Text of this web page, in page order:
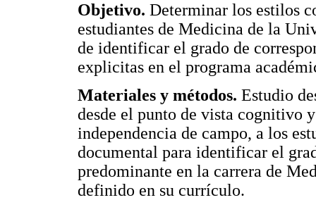
Objetivo. Determinar los estilos
estudiantes de Medicina de la
de identificar el grado de
explicitas en el programa
Materiales y métodos. Estudio
desde el punto de vista cognitivo
independencia de campo, a los
documental para identificar el
predominante en la carrera de
definido en su currículo.